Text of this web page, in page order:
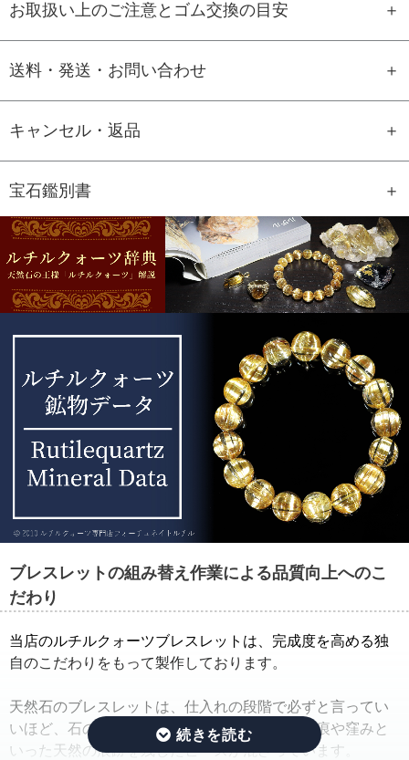
お取扱い上のご注意とゴム交換の目安
送料・発送・お問い合わせ
キャンセル・返品
宝石鑑別書
GEM REPORT
ご注文商品の宝石鑑別書をご用意す
ることもできます。
ブレスレットの組み替え作業による品質向上へのこ
だわり
当店のルチルクォーツブレスレットは、完成度を高める独
自のこだわりをもって製作しております。
天然石のブレスレットは、仕入れの段階で必ずと言ってい
いほど、石の品質のバラつきが生じ、クラック痕や窪みと
いった天然の痕跡を残したビーズが混ざっています。